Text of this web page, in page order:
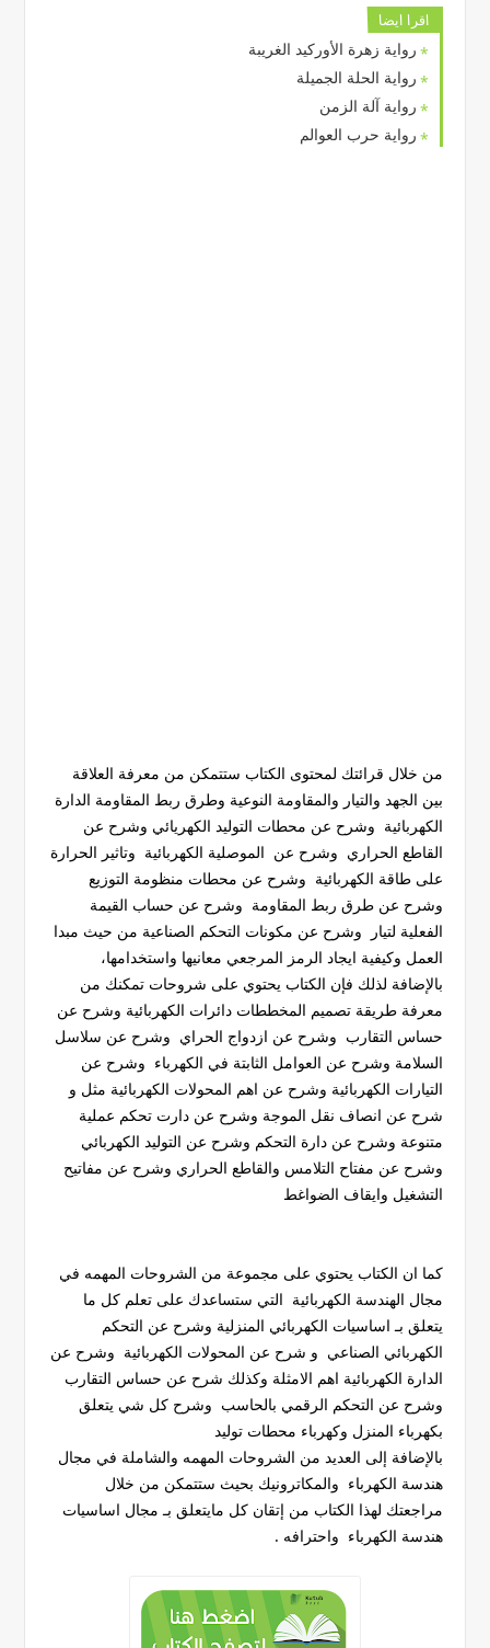
اقرا ايضا
رواية زهرة الأوركيد الغريبة
رواية الحلة الجميلة
رواية آلة الزمن
رواية حرب العوالم
من خلال قرائتك لمحتوى الكتاب ستتمكن من معرفة العلاقة
بين الجهد والتيار والمقاومة النوعية وطرق ربط المقاومة الدارة
الكهربائية وشرح عن محطات التوليد الكهريائي وشرح عن
القاطع الحراري وشرح عن الموصلية الكهربائية وتاثير الحرارة
على طاقة الكهربائية وشرح عن محطات منظومة التوزيع
وشرح عن طرق ربط المقاومة وشرح عن حساب القيمة
الفعلية لتيار وشرح عن مكونات التحكم الصناعية من حيث مبدا
العمل وكيفية ايجاد الرمز المرجعي معانيها واستخدامها،
بالإضافة لذلك فإن الكتاب يحتوي على شروحات تمكنك من
معرفة طريقة تصميم المخططات دائرات الكهربائية وشرح عن
حساس التقارب وشرح عن ازدواج الحراي وشرح عن سلاسل
السلامة وشرح عن العوامل الثابتة في الكهرباء وشرح عن
التيارات الكهربائية وشرح عن اهم المحولات الكهربائية مثل و
شرح عن انصاف نقل الموجة وشرح عن دارت تحكم عملية
متنوعة وشرح عن دارة التحكم وشرح عن التوليد الكهربائي
وشرح عن مفتاح التلامس والقاطع الحراري وشرح عن مفاتيح
التشغيل وايقاف الضواغط
كما ان الكتاب يحتوي على مجموعة من الشروحات المهمه في
مجال الهندسة الكهربائية التي ستساعدك على تعلم كل ما
يتعلق بـ اساسيات الكهربائي المنزلية وشرح عن التحكم
الكهربائي الصناعي و شرح عن المحولات الكهربائية وشرح عن
الدارة الكهربائية اهم الامثلة وكذلك شرح عن حساس التقارب
وشرح عن التحكم الرقمي بالحاسب وشرح كل شي يتعلق
بكهرباء المنزل وكهرباء محطات توليد
بالإضافة إلى العديد من الشروحات المهمه والشاملة في مجال
هندسة الكهرباء والمكاترونيك بحيث ستتمكن من خلال
مراجعتك لهذا الكتاب من إتقان كل مايتعلق بـ مجال اساسيات
هندسة الكهرباء واحترافه .